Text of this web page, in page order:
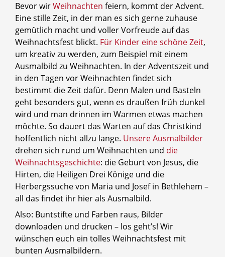
Bevor wirWeihnachten feiern, kommt der Advent.
Eine stille Zeit, in der man es sich gerne zuhause
gemütlich macht und voller Vorfreude auf das
Weihnachtsfest blickt. Für Kinder eine schöne Zeit,
um kreativ zu werden, zum Beispiel mit einem
Ausmalbild zu Weihnachten. In der Adventszeit und
in den Tagen vor Weihnachten findet sich
bestimmt die Zeit dafür. Denn Malen und Basteln
geht besonders gut, wenn es draußen früh dunkel
wird und man drinnen im Warmen etwas machen
möchte. So dauert das Warten auf das Christkind
hoffentlich nicht allzu lange. Unsere Ausmalbilder
drehen sich rund um Weihnachten und die
Weihnachtsgeschichte: die Geburt von Jesus, die
Hirten, die Heiligen Drei Könige und die
Herbergssuche von Maria und Josef in Bethlehem –
all das findet ihr hier als Ausmalbild.
Also: Buntstifte und Farben raus, Bilder
downloaden und drucken – los geht’s! Wir
wünschen euch ein tolles Weihnachtsfest mit
bunten Ausmalbildern.